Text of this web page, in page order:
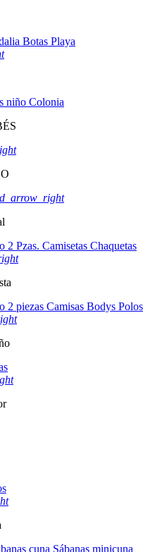
Botas Playa
niño Colonia
2 Pzas. Camisetas Chaquetas
2 piezas Camisas Bodys Polos
cuna Sábanas minicuna